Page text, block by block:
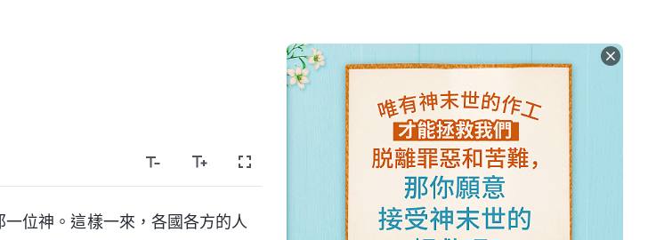
位神。這樣一來，各國各方的人